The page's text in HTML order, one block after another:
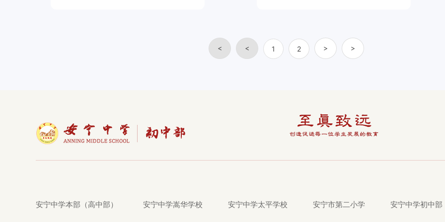
< < 1 2 > >
安宁中学本部（高中部） 安宁中学嵩华学校 安宁中学太平学校 安宁市第二小学 安宁中学初中部